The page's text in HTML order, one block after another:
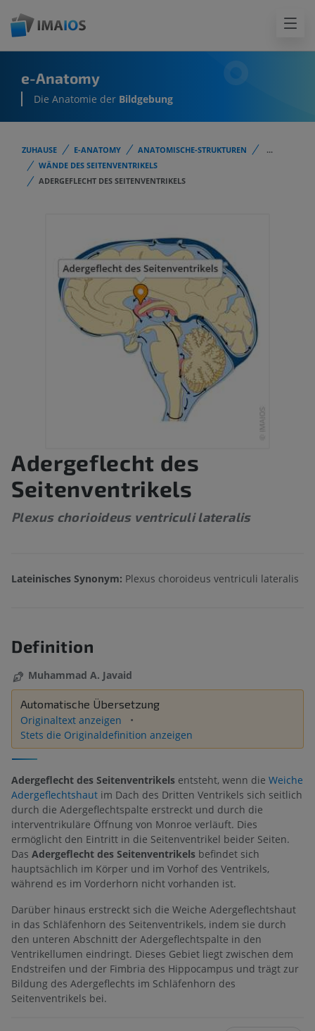
e-Anatomy
Die Anatomie der Bildgebung
ZUHAUSE E-ANATOMY ANATOMISCHE-STRUKTUREN
...
WÄNDE DES SEITENVENTRIKELS
ADERGEFLECHT DES SEITENVENTRIKELS
Adergeflecht des
Seitenventrikels
Plexus chorioideus ventriculi lateralis
Lateinisches Synonym: Plexus choroideus ventriculi lateralis
Definition
Muhammad A. Javaid
Automatische Übersetzung
Originaltext anzeigen
Stets die Originaldefinition anzeigen
Adergeflecht des Seitenventrikels entsteht, wenn die Weiche
Adergeflechtshaut im Dach des Dritten Ventrikels sich seitlich
durch die Adergeflechtspalte erstreckt und durch die
interventrikuläre Öffnung von Monroe verläuft. Dies
ermöglicht den Eintritt in die Seitenventrikel beider Seiten.
Das Adergeflecht des Seitenventrikels befindet sich
hauptsächlich im Körper und im Vorhof des Ventrikels,
während es im Vorderhorn nicht vorhanden ist.
Darüber hinaus erstreckt sich die Weiche Adergeflechtshaut
in das Schläfenhorn des Seitenventrikels, indem sie durch
den unteren Abschnitt der Adergeflechtspalte in den
Ventrikellumen eindringt. Dieses Gebiet liegt zwischen dem
Endstreifen und der Fimbria des Hippocampus und trägt zur
Bildung des Adergeflechts im Schläfenhorn des
Seitenventrikels bei.